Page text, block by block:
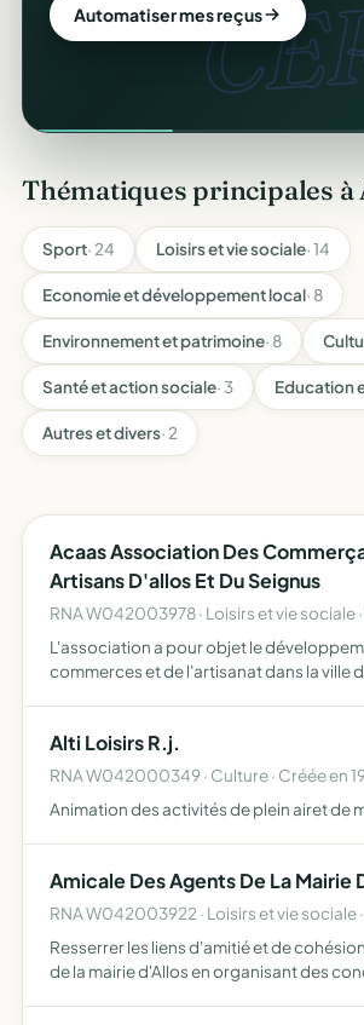
Automatiser mes reçus
Thématiques principales à
Sport· 24 Loisirs et vie sociale· 14
Economie et développement local· 8
Environnement et patrimoine· 8
Santé et action sociale· 3 Education
Autres et divers· 2
Acaas Association Des
Artisans D'allos Et Du Seignus
RNA W042003978 · Loisirs et vie sociale
L'association a pour objet le
commerces et de l'artisanat dans la ville
culturelles …
Alti Loisirs R.j.
RNA W042000349 · Culture · Créée en
Animation des activités de plein airet de
Amicale Des Agents De La Mairie
RNA W042003922 · Loisirs et vie sociale
Resserrer les liens d'amitié et de
de la mairie d'Allos en organisant des